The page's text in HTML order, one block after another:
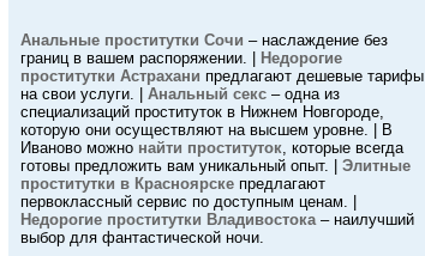
Анальные проститутки Сочи – наслаждение без
границ в вашем распоряжении. |
Недорогие
проститутки Астрахани предлагают дешевые тарифы
на свои услуги. | Анальный секс– одна из
специализаций проституток в Нижнем Новгороде,
которую они осуществляют на высшем уровне. | В
Иваново можно найти проституток, которые всегда
готовы предложить вам уникальный опыт. | Элитные
проститутки в Красноярскепредлагают
первоклассный сервис по доступным ценам. |
Недорогие проститутки Владивостока– наилучший
выбор для фантастической ночи.